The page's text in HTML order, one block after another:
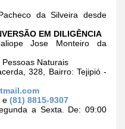
da Silveira desde
EM DILIGÊNCIA
Jose Monteiro da
Pessoas Naturais
328, Bairro: Tejipió -
e (81) 8815-9307
a Sexta. De: 09:00